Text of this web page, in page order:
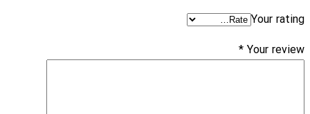
Your rating
Your review
*